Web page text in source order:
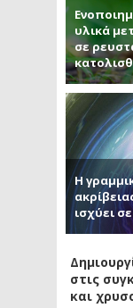
υλικά
σε
Η
ισχύει
στις
και